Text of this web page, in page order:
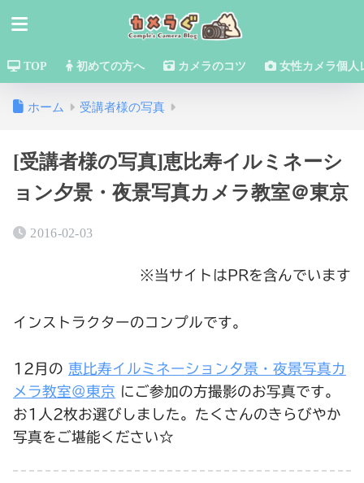
TOP 初めての方へ カメラのコツ 女性カメラ個人
ホーム 受講者様の写真
[受講者様の写真]恵比寿イルミネーシ
ョン夕景・夜景写真カメラ教室＠東京
2016-02-03
※当サイトはPRを含んでいます
インストラクターのコンプルです。
12月の 恵比寿イルミネーション夕景・夜景写真カ
メラ教室＠東京 にご参加の方撮影のお写真です。
お1人2枚お選びしました。たくさんのきらびやか
写真をご堪能ください☆